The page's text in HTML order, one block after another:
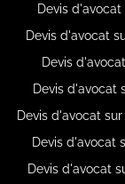
Devis
Devis d'avocat
Devis
Devis d'avocat
Devis d'avocat
Devis d'avocat
Devis d'avocat